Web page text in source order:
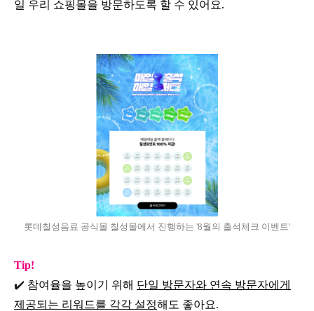
일 우리 쇼핑몰을 방문하도록 할 수 있어요.
롯데칠성음료 공식몰 칠성몰에서 진행하는 '8월의 출석체크 이벤트'
Tip!
✔️ 참여율을 높이기 위해 단일 방문자와 연속 방문자에게
제공되는 리워드를 각각 설정해도 좋아요.